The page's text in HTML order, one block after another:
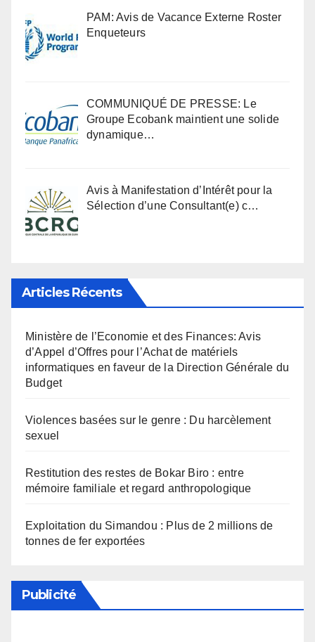
PAM: Avis de Vacance Externe Roster
Enqueteurs
COMMUNIQUÉ DE PRESSE: Le
Groupe Ecobank maintient une solide
dynamique…
Avis à Manifestation d’Intérêt pour la
Sélection d’une Consultant(e) c…
Articles Récents
Ministère de l’Economie et des Finances: Avis
d’Appel d’Offres pour l’Achat de matériels
informatiques en faveur de la Direction Générale du
Budget
Violences basées sur le genre : Du harcèlement
sexuel
Restitution des restes de Bokar Biro : entre
mémoire familiale et regard anthropologique
Exploitation du Simandou : Plus de 2 millions de
tonnes de fer exportées
Publicité